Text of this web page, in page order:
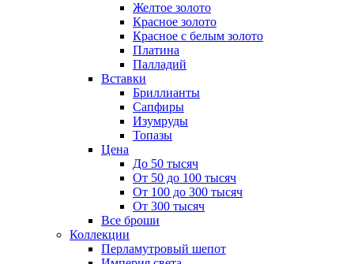
Желтое золото
Красное золото
Красное с белым золото
Платина
Палладий
Вставки
Бриллианты
Сапфиры
Изумруды
Топазы
Цена
До 50 тысяч
От 50 до 100 тысяч
От 100 до 300 тысяч
От 300 тысяч
Все броши
Коллекции
Перламутровый шепот